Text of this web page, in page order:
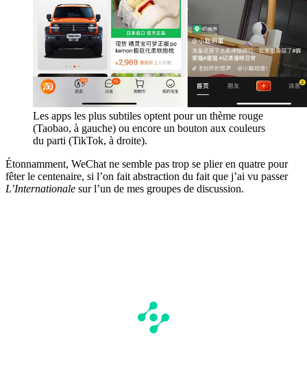
Les apps les plus subtiles optent pour un thème rouge
(Taobao, à gauche) ou encore un bouton aux couleurs
du parti (TikTok, à droite).
Étonnamment, WeChat ne semble pas trop se plier en quatre pour
fêter le centenaire, si l’on fait abstraction du fait que j’ai vu passer
L’Internationale sur l’un de mes groupes de discussion.